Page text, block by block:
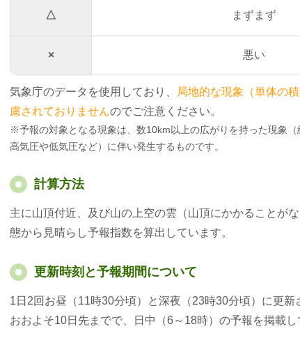
△ まずまず
× 悪い
気象庁のデータを使用しており、
局地的な現象（単体の
慮されておりませんのでご注意ください。
※予報の対象となる現象は、数10km以上の広がりを持った現象（
高気圧や低気圧など）に伴い発生するものです。
計算方法
主に山頂付近、及び山の上空の雲（山頂にかかることが
態から見晴らし予報指数を算出しています。
更新時刻と予報期間について
1日2回お昼（11時30分頃）と深夜（23時30分頃）に更新
おおよそ10日先までで、日中（6～18時）の予報を掲載し